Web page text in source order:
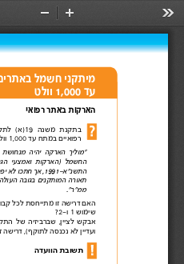
Zoom
Out
In
באתרים רפואיים חשמל
מיתקני
1,000 וולט
עד
רפואי הארקות באתר
לתקנות ( 19)א משנה
בתקנת
וולט ( 1,000 עד במתח
רפואיים
מנחושת יהיה הארקה
“מוליך
הגנה ואמצעי )הארקות
החשמל
יפחת לא חתכו אך
התשנ"א-1991,
העולה בגובה המותקנים
תאורה
ממ"ר".
קבוצות מתייחסת לכל דרישה זו
האם
?2-
שימוש  1 ו
התקנות של שברביזיה לציין  ,
אבקש
(, דרישה זו מתייחסת רק לתוקף ועדיין לא נכנסה
תשובת הוועדה